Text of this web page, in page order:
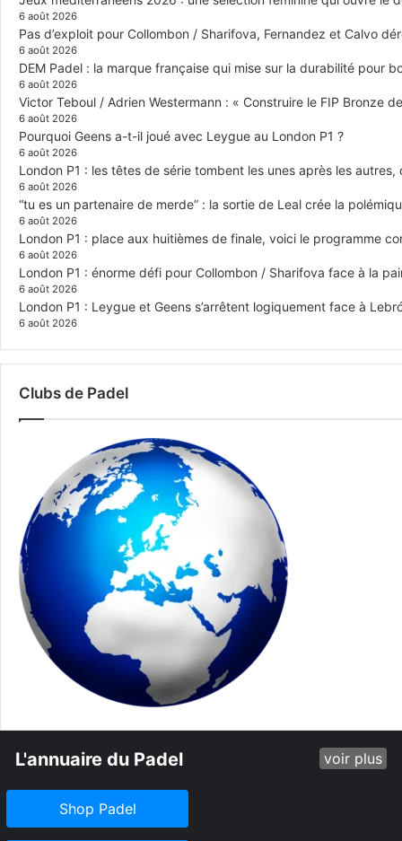
6 août 2026
Pas d’exploit pour Collombon / Sharifova, Fernandez et Calvo
6 août 2026
DEM Padel : la marque française qui mise sur la durabilité pour
6 août 2026
Victor Teboul / Adrien Westermann : « Construire le FIP Bronze
6 août 2026
Pourquoi Geens a-t-il joué avec Leygue au London P1 ?
6 août 2026
London P1 : les têtes de série tombent les unes après les autres,
6 août 2026
“tu es un partenaire de merde” : la sortie de Leal crée la
6 août 2026
London P1 : place aux huitièmes de finale, voici le programme
6 août 2026
London P1 : énorme défi pour Collombon / Sharifova face à la
6 août 2026
London P1 : Leygue et Geens s’arrêtent logiquement face à
6 août 2026
Clubs de Padel
L'annuaire du Padel voir plus
Shop Padel